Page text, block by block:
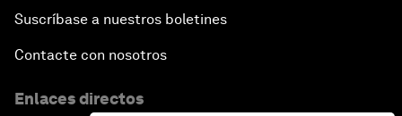
Suscríbase a nuestros boletines
Contacte con nosotros
Enlaces directos